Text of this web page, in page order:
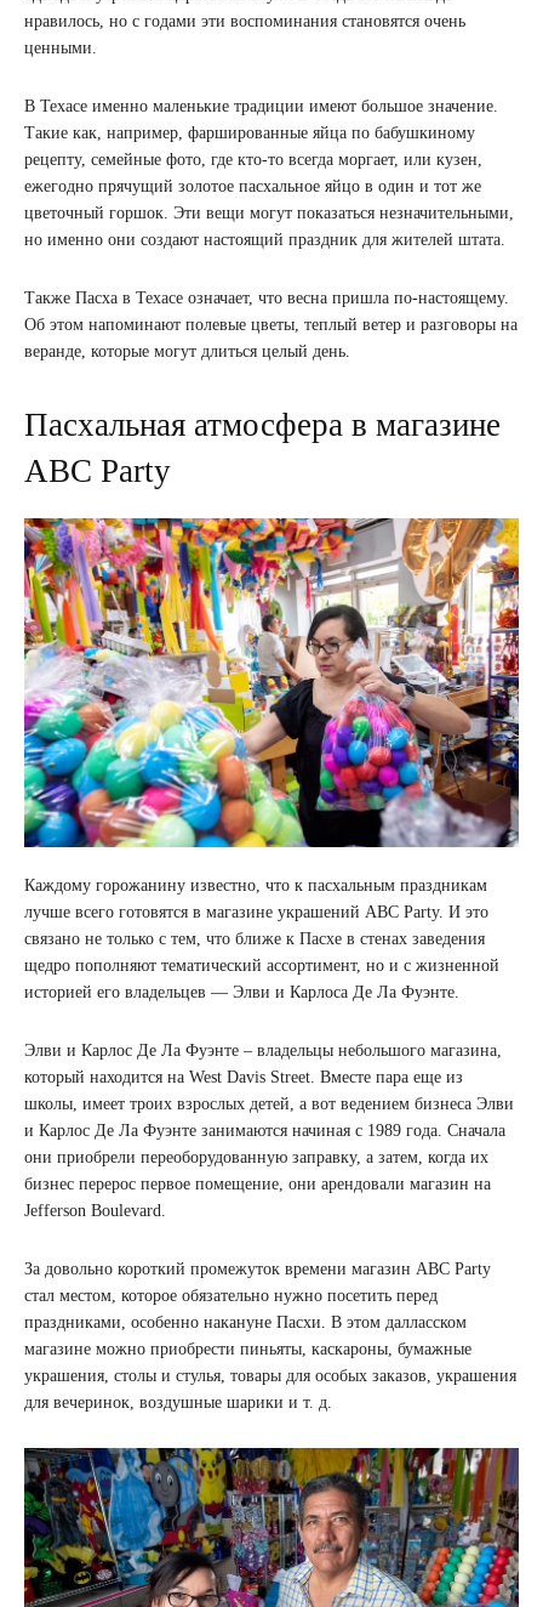
нравилось, но с годами эти воспоминания становятся очень
ценными.
В Техасе именно маленькие традиции имеют большое значение.
Такие как, например, фаршированные яйца по бабушкиному
рецепту, семейные фото, где кто-то всегда моргает, или кузен,
ежегодно прячущий золотое пасхальное яйцо в один и тот же
цветочный горшок. Эти вещи могут показаться незначительными,
но именно они создают настоящий праздник для жителей штата.
Также Пасха в Техасе означает, что весна пришла по-настоящему.
Об этом напоминают полевые цветы, теплый ветер и разговоры на
веранде, которые могут длиться целый день.
Пасхальная атмосфера в магазине
ABC Party
Каждому горожанину известно, что к пасхальным праздникам
лучше всего готовятся в магазине украшений ABC Party. И это
связано не только с тем, что ближе к Пасхе в стенах заведения
щедро пополняют тематический ассортимент, но и с жизненной
историей его владельцев — Элви и Карлоса Де Ла Фуэнте.
Элви и Карлос Де Ла Фуэнте – владельцы небольшого магазина,
который находится на West Davis Street. Вместе пара еще из
школы, имеет троих взрослых детей, а вот ведением бизнеса Элви
и Карлос Де Ла Фуэнте занимаются начиная с 1989 года. Сначала
они приобрели переоборудованную заправку, а затем, когда их
бизнес перерос первое помещение, они арендовали магазин на
Jefferson Boulevard.
За довольно короткий промежуток времени магазин ABC Party
стал местом, которое обязательно нужно посетить перед
праздниками, особенно накануне Пасхи. В этом далласском
магазине можно приобрести пиньяты, каскароны, бумажные
украшения, столы и стулья, товары для особых заказов, украшения
для вечеринок, воздушные шарики и т. д.